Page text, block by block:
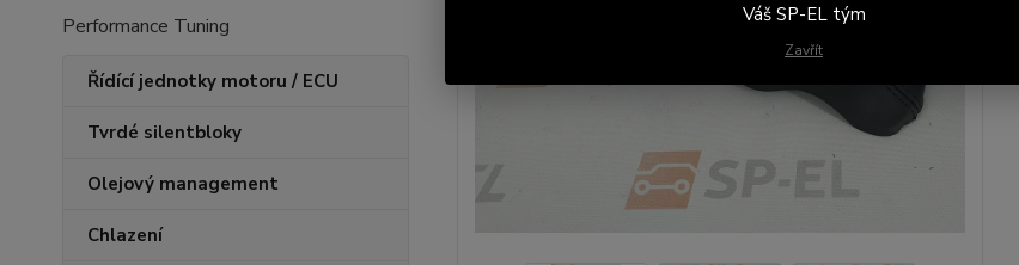
Performance Tuning
Řídící jednotky motoru / ECU
Tvrdé silentbloky
Olejový management
Chlazení
Váš SP-EL tým
Zavřít